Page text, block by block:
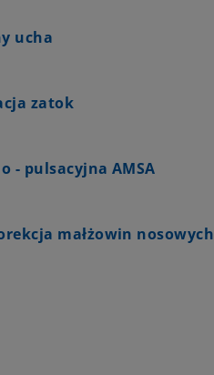
ucha
zatok
- pulsacyjna AMSA
małżowin nosowych